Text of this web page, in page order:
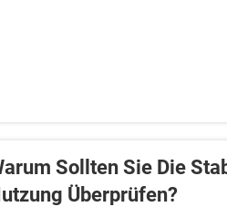
Sollten Sie Die
Überprüfen?